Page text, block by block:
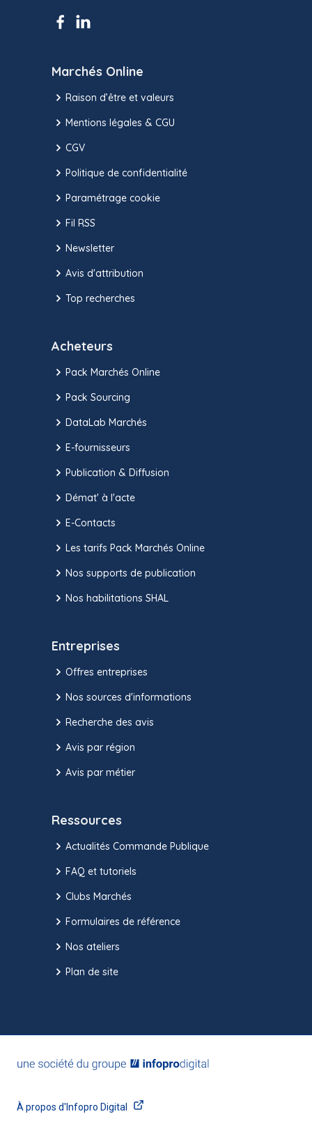
Marchés Online
Raison d’être et valeurs
Mentions légales & CGU
CGV
Politique de confidentialité
Paramétrage cookie
Fil RSS
Newsletter
Avis d'attribution
Top recherches
Acheteurs
Pack Marchés Online
Pack Sourcing
DataLab Marchés
E-fournisseurs
Publication & Diffusion
Démat' à l'acte
E-Contacts
Les tarifs Pack Marchés Online
Nos supports de publication
Nos habilitations SHAL
Entreprises
Offres entreprises
Nos sources d'informations
Recherche des avis
Avis par région
Avis par métier
Ressources
Actualités Commande Publique
FAQ et tutoriels
Clubs Marchés
Formulaires de référence
Nos ateliers
Plan de site